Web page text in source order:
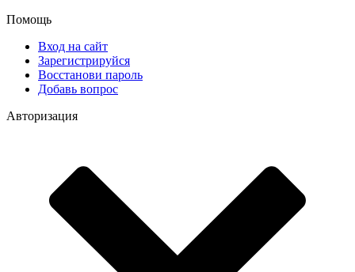
Помощь
Вход на сайт
Зарегистрируйся
Восстанови пароль
Добавь вопрос
Авторизация